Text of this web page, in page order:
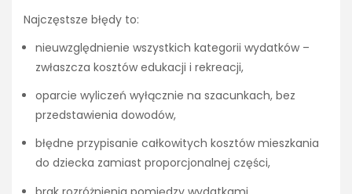
Najczęstsze błędy to:
nieuwzględnienie wszystkich kategorii wydatków –
zwłaszcza kosztów edukacji i rekreacji,
oparcie wyliczeń wyłącznie na szacunkach, bez
przedstawienia dowodów,
błędne przypisanie całkowitych kosztów mieszkania
do dziecka zamiast proporcjonalnej części,